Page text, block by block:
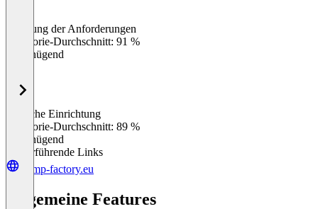
Erfüllung der Anforderungen
Kategorie-Durchschnitt: 91 %
Ungenügend
Einfache Einrichtung
Kategorie-Durchschnitt: 89 %
Ungenügend
Weiterführende Links
stamp-factory.eu
Allgemeine Features